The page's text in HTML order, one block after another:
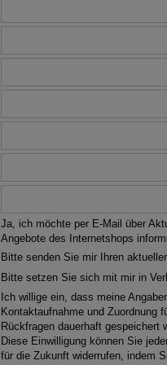
Ja, ich möchte per E-Mail über
Angebote des Internetshops
Bitte senden Sie mir Ihren
Bitte setzen Sie sich mit mir in
Ich willige ein, dass meine
Kontaktaufnahme und Zuordnung
Rückfragen dauerhaft gespeichert
Diese Einwilligung können Sie
für die Zukunft widerrufen, indem